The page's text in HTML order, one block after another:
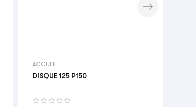
ACCUEIL
DISQUE 125 P150